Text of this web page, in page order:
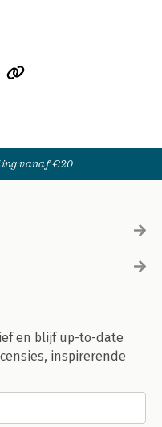
vanaf €20
en blijf up-to-date
inspirerende